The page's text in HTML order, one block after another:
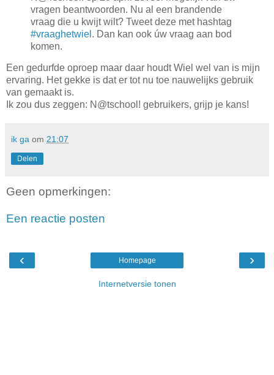
vragen beantwoorden. Nu al een brandende
vraag die u kwijt wilt? Tweet deze met hashtag
#vraaghetwiel . Dan kan ook úw vraag aan bod
komen.
Een gedurfde oproep maar daar houdt Wiel wel van is mijn
ervaring. Het gekke is dat er tot nu toe nauwelijks gebruik
van gemaakt is.
Ik zou dus zeggen: N@tschool! gebruikers, grijp je kans!
ik ga om 21:07
Delen
Geen opmerkingen:
Een reactie posten
‹ ›
Homepage
Internetversie tonen